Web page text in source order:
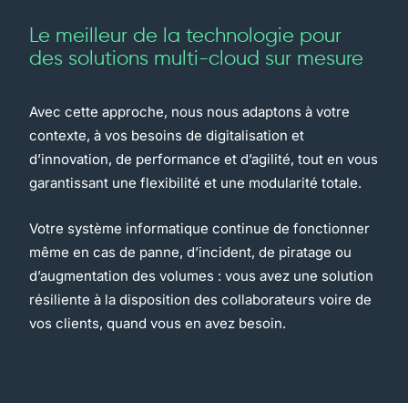
Le meilleur de la technologie pour
des solutions multi-cloud sur mesure
Avec cette approche, nous nous adaptons à votre
contexte, à vos besoins de digitalisation et
d’innovation, de performance et d’agilité, tout en vous
garantissant une flexibilité et une modularité totale.
Votre système informatique continue de fonctionner
même en cas de panne, d’incident, de piratage ou
d’augmentation des volumes : vous avez une solution
résiliente à la disposition des collaborateurs voire de
vos clients, quand vous en avez besoin.